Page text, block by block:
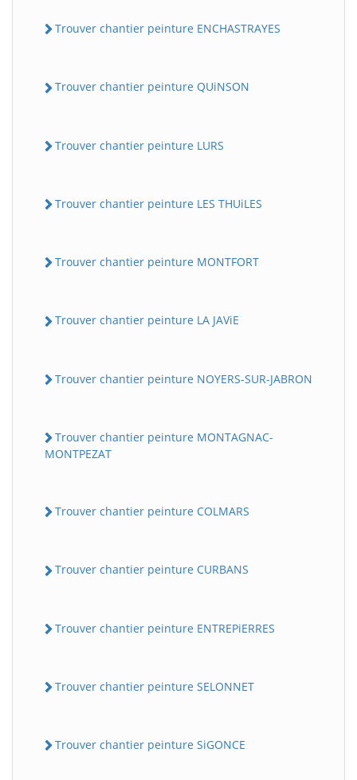
Trouver chantier peinture ENCHASTRAYES
Trouver chantier peinture QUiNSON
Trouver chantier peinture LURS
Trouver chantier peinture LES THUiLES
Trouver chantier peinture MONTFORT
Trouver chantier peinture LA JAViE
Trouver chantier peinture NOYERS-SUR-JABRON
Trouver chantier peinture MONTAGNAC-
MONTPEZAT
Trouver chantier peinture COLMARS
Trouver chantier peinture CURBANS
Trouver chantier peinture ENTREPiERRES
Trouver chantier peinture SELONNET
Trouver chantier peinture SiGONCE